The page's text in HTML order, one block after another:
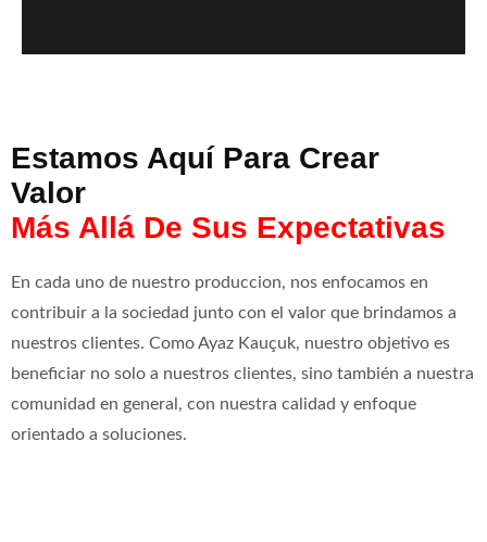
Estamos Aquí Para Crear
Valor
Más Allá De Sus Expectativas
En cada uno de nuestro produccion, nos enfocamos en
contribuir a la sociedad junto con el valor que brindamos a
nuestros clientes. Como Ayaz Kauçuk, nuestro objetivo es
beneficiar no solo a nuestros clientes, sino también a nuestra
comunidad en general, con nuestra calidad y enfoque
orientado a soluciones.